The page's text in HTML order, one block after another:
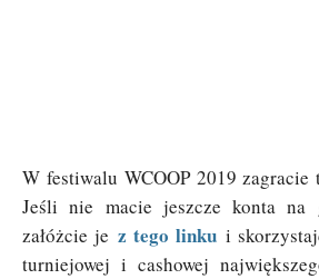
W festiwalu WCOOP 2019 zagracie
Jeśli nie macie jeszcze konta na
załóżcie je z tego linku i
turniejowej i cashowej